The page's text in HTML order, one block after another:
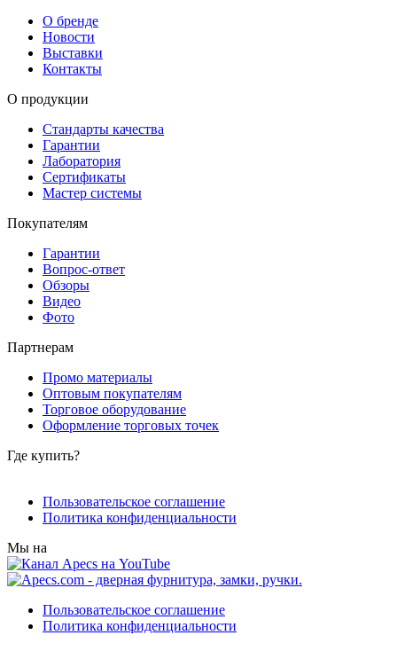
О бренде
Новости
Выставки
Контакты
О продукции
Стандарты качества
Гарантии
Лаборатория
Сертификаты
Мастер системы
Покупателям
Гарантии
Вопрос-ответ
Обзоры
Видео
Фото
Партнерам
Промо материалы
Оптовым покупателям
Торговое оборудование
Оформление торговых точек
Где купить?
Пользовательское соглашение
Политика конфиденциальности
Мы на
Пользовательское соглашение
Политика конфиденциальности